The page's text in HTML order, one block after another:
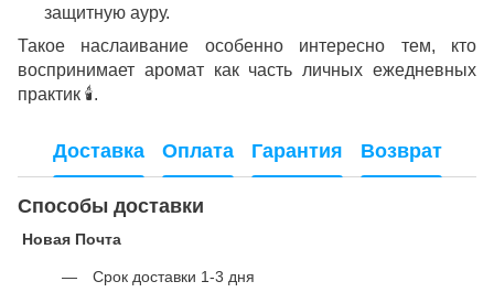
защитную ауру.
Такое наслаивание особенно интересно тем, кто
воспринимает аромат как часть личных ежедневных
практик 🕯️.
Доставка Оплата Гарантия Возврат
Способы доставки
Новая Почта
Срок доставки 1-3 дня